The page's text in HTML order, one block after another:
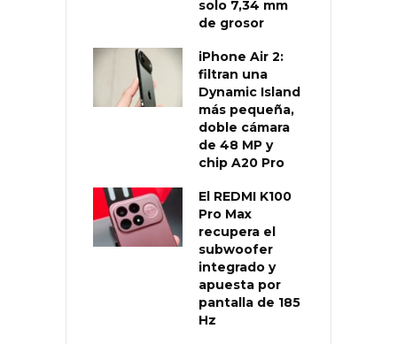
solo 7,34 mm
de grosor
iPhone Air 2:
filtran una
Dynamic Island
más pequeña,
doble cámara
de 48 MP y
chip A20 Pro
El REDMI K100
Pro Max
recupera el
subwoofer
integrado y
apuesta por
pantalla de 185
Hz